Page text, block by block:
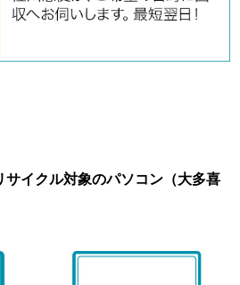
サイクル対象のパソコン（大多喜